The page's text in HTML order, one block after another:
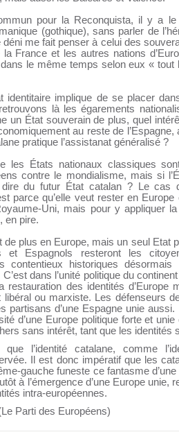
pour la Reconquista, il y a le
(gothique), sans parler de
me fait penser à celui des
France et les autres nations
le même temps selon eux « tout
identitaire implique de se placer
là les égarements
un État souverain de plus, quel
au reste de l’Espagne,
pratique l’assistanat généralisé ?
les États nationaux classiques
contre le mondialisme, mais si
du futur État catalan ? Le cas
parce qu’elle veut rester en Europe
Uni, mais pour y appliquer
en pire.
de plus en Europe, mais un seul Etat
et Espagnols resteront les
contentieux historiques désormais
C’est dans l’unité politique du
restauration des identités d’Europe
libéral ou marxiste. Les défenseurs
partisans d’une Espagne unie aussi.
d’une Europe politique forte et unie
sans intérêt, tant que les identités
que l’identité catalane, comme
Il est donc impératif que les
gauche funeste ce fantasme
à l’émergence d’une Europe unie,
intra-européennes.
Parti des Européens)